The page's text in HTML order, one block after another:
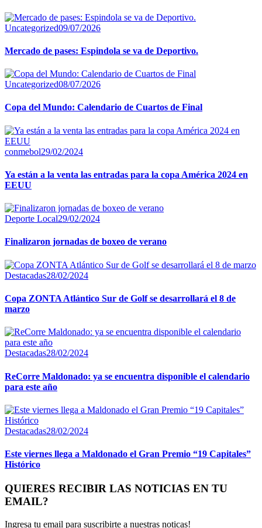
Uncategorized09/07/2026
Mercado de pases: Espindola se va de Deportivo.
Uncategorized08/07/2026
Copa del Mundo: Calendario de Cuartos de Final
conmebol29/02/2024
Ya están a la venta las entradas para la copa América 2024 en
EEUU
Deporte Local29/02/2024
Finalizaron jornadas de boxeo de verano
Destacadas28/02/2024
Copa ZONTA Atlántico Sur de Golf se desarrollará el 8 de
marzo
Destacadas28/02/2024
ReCorre Maldonado: ya se encuentra disponible el calendario
para este año
Destacadas28/02/2024
Este viernes llega a Maldonado el Gran Premio “19 Capitales”
Histórico
QUIERES RECIBIR LAS NOTICIAS EN TU
EMAIL?
Ingresa tu email para suscribirte a nuestras noticas!